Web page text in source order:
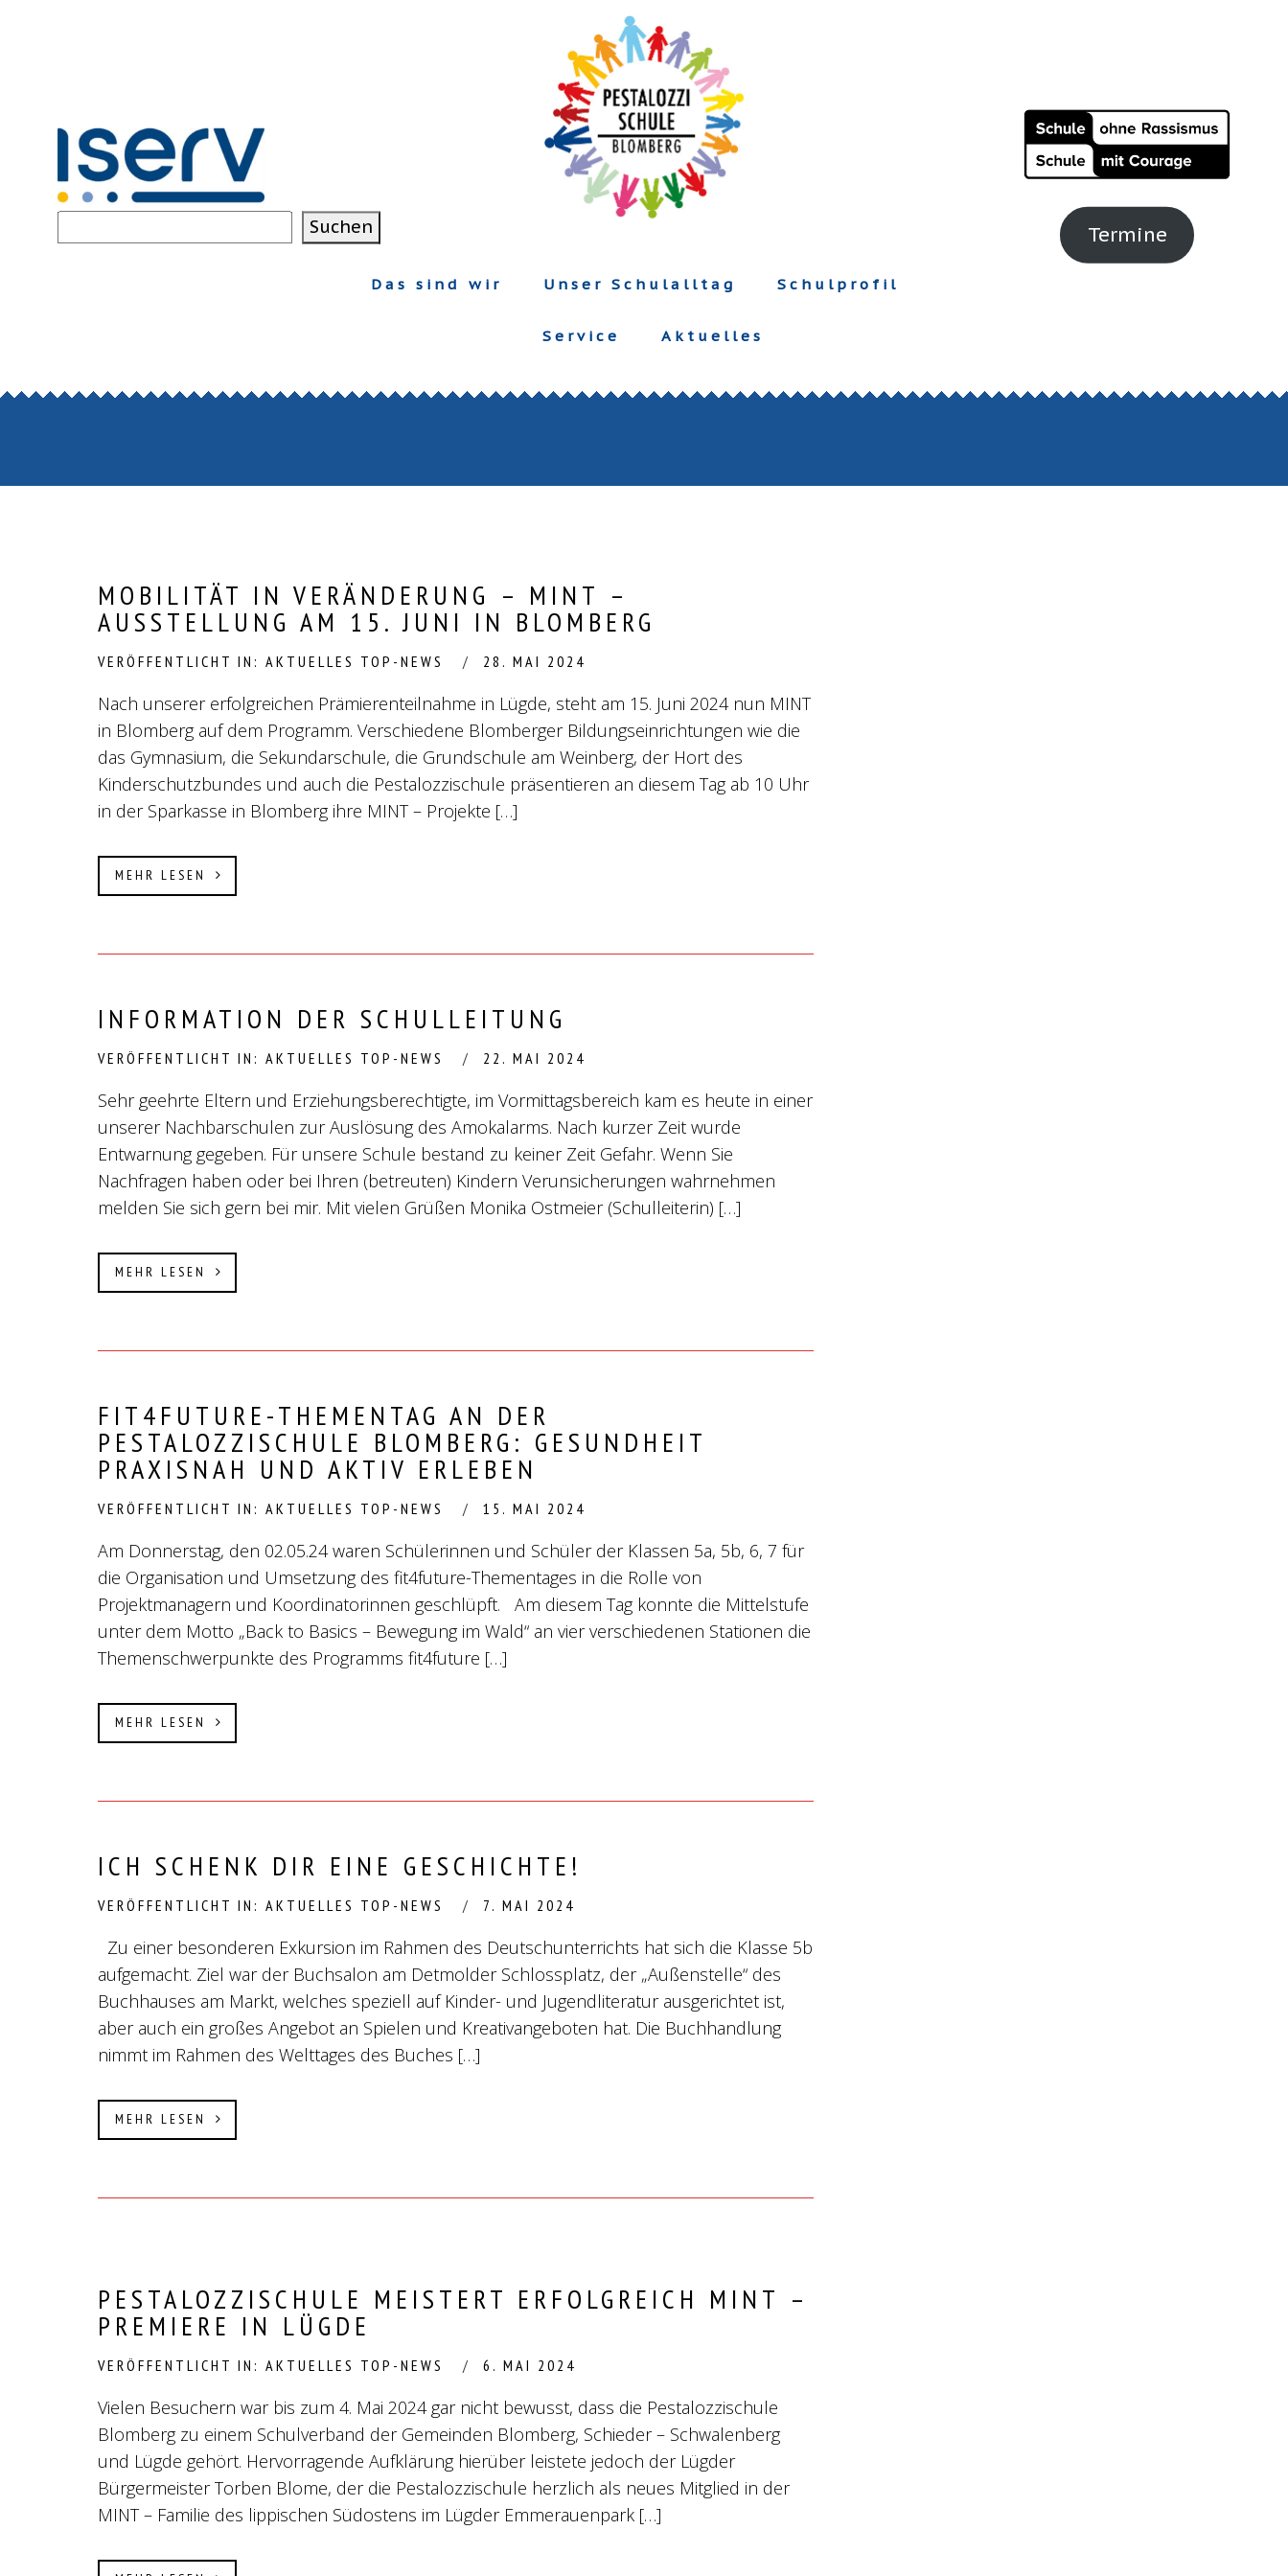
Suchen
Das sind wir Unser Schulalltag Schulprofil
Service Aktuelles
Termine
MOBILITÄT IN VERÄNDERUNG – MINT –
AUSSTELLUNG AM 15. JUNI IN BLOMBERG
VERÖFFENTLICHT IN: AKTUELLES TOP-NEWS 28. MAI 2024
Nach unserer erfolgreichen Prämierenteilnahme in Lügde, steht am 15. Juni 2024 nun MINT
in Blomberg auf dem Programm. Verschiedene Blomberger Bildungseinrichtungen wie die
das Gymnasium, die Sekundarschule, die Grundschule am Weinberg, der Hort des
Kinderschutzbundes und auch die Pestalozzischule präsentieren an diesem Tag ab 10 Uhr
in der Sparkasse in Blomberg ihre MINT – Projekte […]
MEHR LESEN
INFORMATION DER SCHULLEITUNG
VERÖFFENTLICHT IN: AKTUELLES TOP-NEWS 22. MAI 2024
Sehr geehrte Eltern und Erziehungsberechtigte, im Vormittagsbereich kam es heute in einer
unserer Nachbarschulen zur Auslösung des Amokalarms. Nach kurzer Zeit wurde
Entwarnung gegeben. Für unsere Schule bestand zu keiner Zeit Gefahr. Wenn Sie
Nachfragen haben oder bei Ihren (betreuten) Kindern Verunsicherungen wahrnehmen
melden Sie sich gern bei mir. Mit vielen Grüßen Monika Ostmeier (Schulleiterin) […]
MEHR LESEN
FIT4FUTURE-THEMENTAG AN DER
PESTALOZZISCHULE BLOMBERG: GESUNDHEIT
PRAXISNAH UND AKTIV ERLEBEN
VERÖFFENTLICHT IN: AKTUELLES TOP-NEWS 15. MAI 2024
Am Donnerstag, den 02.05.24 waren Schülerinnen und Schüler der Klassen 5a, 5b, 6, 7 für
die Organisation und Umsetzung des fit4future-Thementages in die Rolle von
Projektmanagern und Koordinatorinnen geschlüpft. Am diesem Tag konnte die Mittelstufe
unter dem Motto „Back to Basics – Bewegung im Wald“ an vier verschiedenen Stationen die
Themenschwerpunkte des Programms fit4future […]
MEHR LESEN
ICH SCHENK DIR EINE GESCHICHTE!
VERÖFFENTLICHT IN: AKTUELLES TOP-NEWS 7. MAI 2024
Zu einer besonderen Exkursion im Rahmen des Deutschunterrichts hat sich die Klasse 5b
aufgemacht. Ziel war der Buchsalon am Detmolder Schlossplatz, der „Außenstelle“ des
Buchhauses am Markt, welches speziell auf Kinder- und Jugendliteratur ausgerichtet ist,
aber auch ein großes Angebot an Spielen und Kreativangeboten hat. Die Buchhandlung
nimmt im Rahmen des Welttages des Buches […]
MEHR LESEN
PESTALOZZISCHULE MEISTERT ERFOLGREICH MINT –
PREMIERE IN LÜGDE
VERÖFFENTLICHT IN: AKTUELLES TOP-NEWS 6. MAI 2024
Vielen Besuchern war bis zum 4. Mai 2024 gar nicht bewusst, dass die Pestalozzischule
Blomberg zu einem Schulverband der Gemeinden Blomberg, Schieder – Schwalenberg
und Lügde gehört. Hervorragende Aufklärung hierüber leistete jedoch der Lügder
Bürgermeister Torben Blome, der die Pestalozzischule herzlich als neues Mitglied in der
MINT – Familie des lippischen Südostens im Lügder Emmerauenpark […]